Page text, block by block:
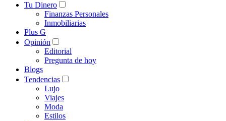
Tu Dinero
Finanzas Personales
Inmobiliarias
Plus G
Opinión
Editorial
Pregunta de hoy
Blogs
Tendencias
Lujo
Viajes
Moda
Estilos